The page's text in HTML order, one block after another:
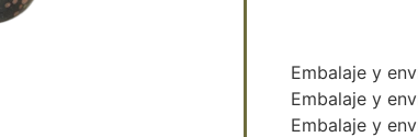
Embalaje y
Embalaje y
Embalaje y